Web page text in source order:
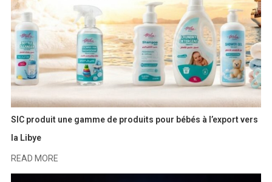
SIC produit une gamme de produits pour bébés à l’export vers
la Libye
READ MORE